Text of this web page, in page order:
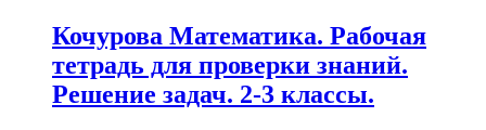
Кочурова Математика. Рабочая
тетрадь для проверки знаний.
Решение задач. 2-3 классы.